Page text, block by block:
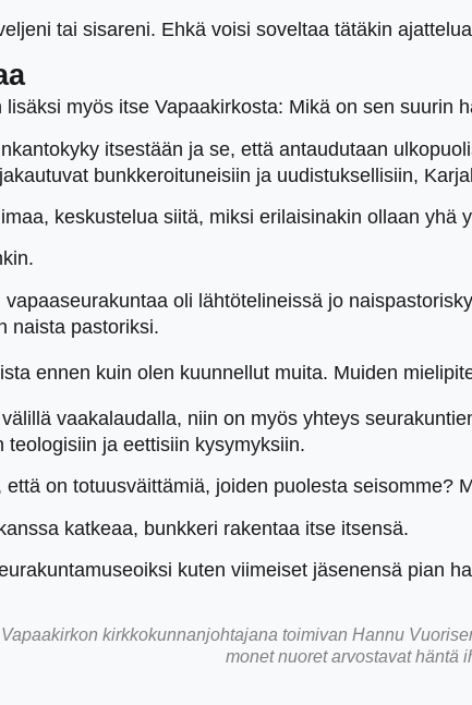
tai sisareni. Ehkä voisi soveltaa tätäkin
myös itse Vapaakirkosta: Mikä on sen suurin
itsestään ja se, että antaudutaan
bunkkeroituneisiin ja uudistuksellisiin,
keskustelua siitä, miksi erilaisinakin ollaan yhä
oli lähtötelineissä jo
naista pastoriksi.
ennen kuin olen kuunnellut muita. Muiden
vaakalaudalla, niin on myös yhteys
ja eettisiin kysymyksiin.
on totuusväittämiä, joiden puolesta seisomme?
katkeaa, bunkkeri rakentaa itse itsensä.
kuten viimeiset jäsenensä pian
kirkkokunnanjohtajana toimivan Hannu
monet nuoret arvostavat häntä